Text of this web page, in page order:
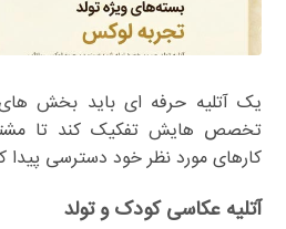
یک آتلیه حرفه ای باید بخش
تخصص هایش تفکیک کند تا
کارهای مورد نظر خود دسترسی پیدا
آتلیه عکاسی کودک و تولد